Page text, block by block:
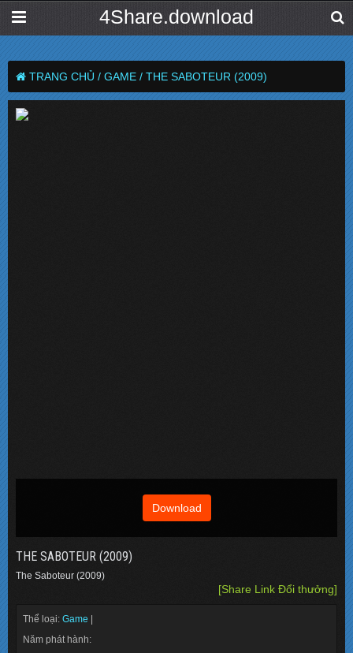
4Share.download
TRANG CHỦ / GAME / THE SABOTEUR (2009)
Download
THE SABOTEUR (2009)
The Saboteur (2009)
[Share Link Đổi thưởng]
Thể loại: Game
Năm phát hành: